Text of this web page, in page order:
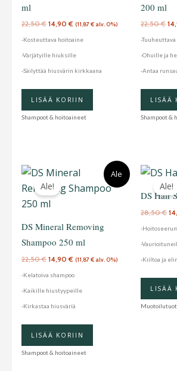
ml
22,50€ 14,90€ (11,87€ alv. 0%)
-Kosteuttava hoitoaine
-Värjätyille hiuksille
-Säilyttää hiusvärin kirkkaana
LISÄÄ KORIIN
Shampoot & hoitoaineet
200 ml
22,50€
-
-Ohuille ja
-Antaa
LISÄÄ
Shampoot &
Ale
Ale!
DS Mineral Removing
Shampoo 250 ml
22,50€
Alkuperäinen
hinta
oli:
22,50 €.
14,90€
Nykyinen
hinta
on:
14,90 €.
(11,87€ alv. 0%)
-Kelatoiva shampoo
-Kaikille hiustyypeille
-Kirkastaa hiusväriä
LISÄÄ KORIIN
Shampoot & hoitoaineet
Ale!
DS Hair
28,50€
oli:
-
-
-Kiiltoa ja
LISÄÄ